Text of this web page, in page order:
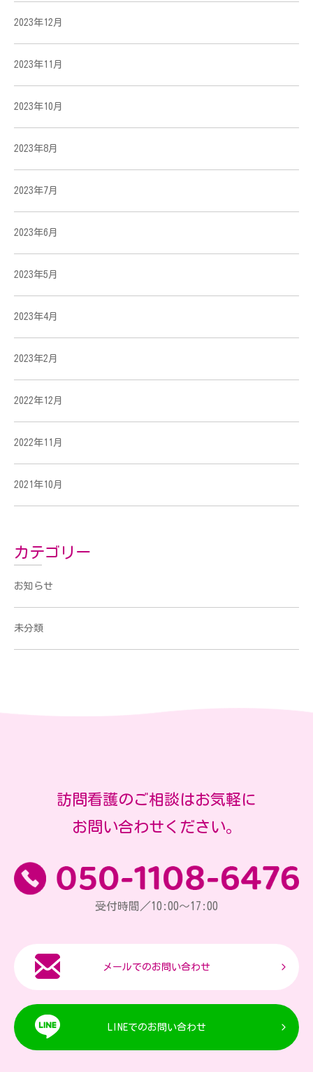
2023年12月
2023年11月
2023年10月
2023年8月
2023年7月
2023年6月
2023年5月
2023年4月
2023年2月
2022年12月
2022年11月
2021年10月
カテゴリー
お知らせ
未分類
訪問看護のご相談はお気軽に
お問い合わせください。
受付時間／10:00～17:00
メールでのお問い合わせ
LINEでのお問い合わせ